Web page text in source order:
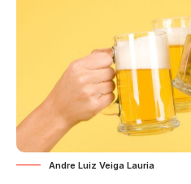
Andre Luiz Veiga Lauria